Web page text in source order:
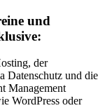
und
der
Datenschutz und die
Management
WordPress oder